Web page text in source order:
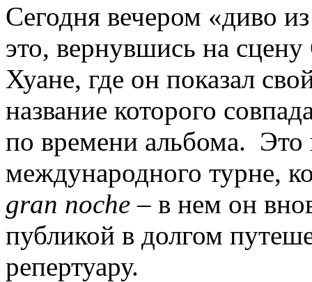
Сегодня вечером «диво
это, вернувшись на
Хуане, где он показал
название которого
по времени альбома. Это
международного турне,
gran noche – в нем он
публикой в долгом
репертуару.